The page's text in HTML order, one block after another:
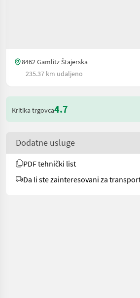
8462 Gamlitz Štajerska
235.37 km udaljeno
Kritika trgovca4.7
Dodatne usluge
PDF tehnički list
Da li ste zainteresovani za